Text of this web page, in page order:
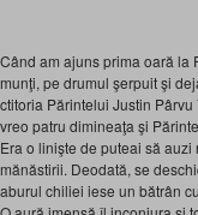
Când am ajuns prima oară la
munţi, pe drumul şerpuit şi
ctitoria Părintelui Justin
vreo patru dimineaţa şi
Era o linişte de puteai să
mănăstirii. Deodată, se
aburul chiliei iese un bătrân